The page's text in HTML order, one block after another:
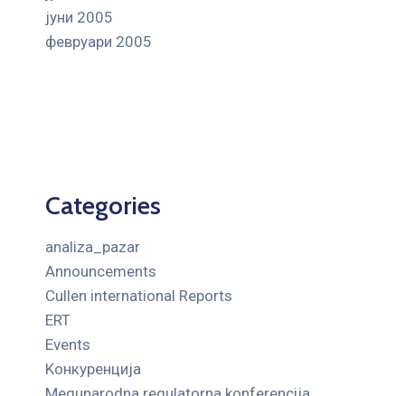
јуни 2005
февруари 2005
Categories
analiza_pazar
Announcements
Cullen international Reports
ERT
Events
Kонкуренција